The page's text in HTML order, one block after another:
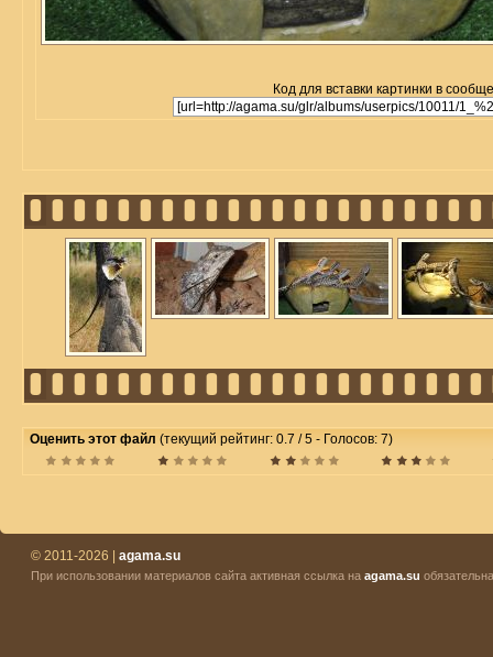
Код для вставки картинки в
Оценить этот файл (текущий рейтинг: 0.7 / 5 - Голосов: 7)
© 2011-2026 | agama.su
При использовании материалов сайта активная ссылка на agama.su